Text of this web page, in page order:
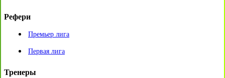
Рефери
Премьер лига
Первая лига
Тренеры